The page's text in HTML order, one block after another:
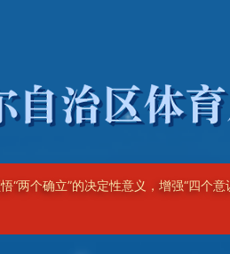
指导，完整准确贯彻新时代党的治疆